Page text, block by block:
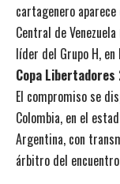
cartagenero
Central de
líder del Grupo H,
Copa Libertadores
El compromiso se
Colombia, en el
Argentina, con
árbitro del